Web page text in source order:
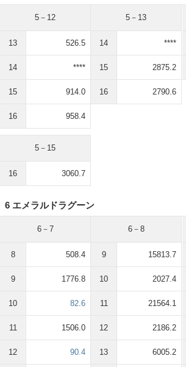
5－12
13 526.5
14 ****
15 914.0
16 958.4
5－13
14 ****
15 2875.2
16 2790.6
5－15
16 3060.7
6 エメラルドラグーン
6－7
8 508.4
9 1776.8
10 82.6
11 1506.0
12 90.4
6－8
9 15813.7
10 2027.4
11 21564.1
12 2186.2
13 6005.2